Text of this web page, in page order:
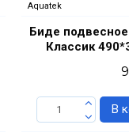
Aquatek
Биде
Классик
В